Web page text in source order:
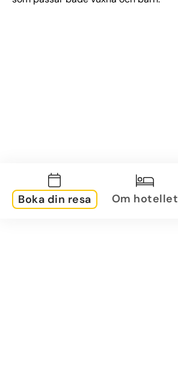
Boka din resa Om hotellet